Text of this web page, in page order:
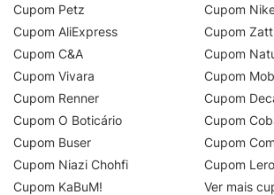
Cupom Petz
Cupom AliExpress
Cupom C&A
Cupom Vivara
Cupom Renner
Cupom O Boticário
Cupom Buser
Cupom Niazi Chohfi
Cupom KaBuM!
Cupom
Cupom
Cupom
Cupom
Cupom
Cupom
Cupom
Cupom
Ver mais